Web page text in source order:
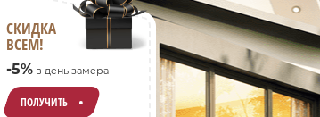
СКИДКА
ВСЕМ!
-5% в день замера
ПОЛУЧИТЬ